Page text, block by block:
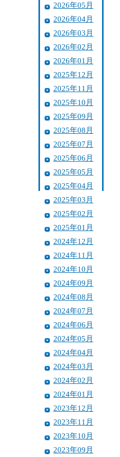
2026年05月
2026年04月
2026年03月
2026年02月
2026年01月
2025年12月
2025年11月
2025年10月
2025年09月
2025年08月
2025年07月
2025年06月
2025年05月
2025年04月
2025年03月
2025年02月
2025年01月
2024年12月
2024年11月
2024年10月
2024年09月
2024年08月
2024年07月
2024年06月
2024年05月
2024年04月
2024年03月
2024年02月
2024年01月
2023年12月
2023年11月
2023年10月
2023年09月